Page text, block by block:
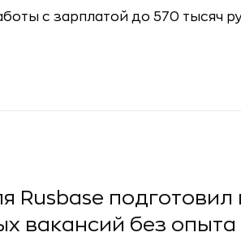
Rusbase подготовил
вакансий без опыта